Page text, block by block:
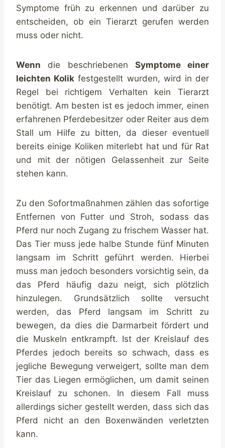
Symptome früh zu erkennen und darüber zu
entscheiden, ob ein Tierarzt gerufen werden
muss oder nicht.
Wenn die beschriebenen Symptome einer
leichten Kolik festgestellt wurden, wird in der
Regel bei richtigem Verhalten kein Tierarzt
benötigt. Am besten ist es jedoch immer, einen
erfahrenen Pferdebesitzer oder Reiter aus dem
Stall um Hilfe zu bitten, da dieser eventuell
bereits einige Koliken miterlebt hat und für Rat
und mit der nötigen Gelassenheit zur Seite
stehen kann.
Zu den Sofortmaßnahmen zählen das sofortige
Entfernen von Futter und Stroh, sodass das
Pferd nur noch Zugang zu frischem Wasser hat.
Das Tier muss jede halbe Stunde fünf Minuten
langsam im Schritt geführt werden. Hierbei
muss man jedoch besonders vorsichtig sein, da
das Pferd häufig dazu neigt, sich plötzlich
hinzulegen. Grundsätzlich sollte versucht
werden, das Pferd langsam im Schritt zu
bewegen, da dies die Darmarbeit fördert und
die Muskeln entkrampft. Ist der Kreislauf des
Pferdes jedoch bereits so schwach, dass es
jegliche Bewegung verweigert, sollte man dem
Tier das Liegen ermöglichen, um damit seinen
Kreislauf zu schonen. In diesem Fall muss
allerdings sicher gestellt werden, dass sich das
Pferd nicht an den Boxenwänden verletzten
kann.